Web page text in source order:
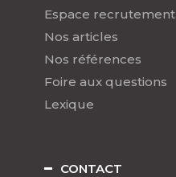
Espace recrutement
Nos articles
Nos références
Foire aux questions
Lexique
CONTACT